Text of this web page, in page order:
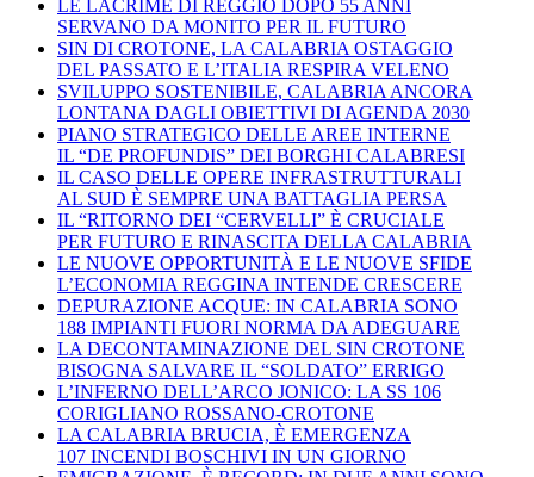
LE LACRIME DI REGGIO DOPO 55 ANNI
SERVANO DA MONITO PER IL FUTURO
SIN DI CROTONE, LA CALABRIA OSTAGGIO
DEL PASSATO E L’ITALIA RESPIRA VELENO
SVILUPPO SOSTENIBILE, CALABRIA ANCORA
LONTANA DAGLI OBIETTIVI DI AGENDA 2030
PIANO STRATEGICO DELLE AREE INTERNE
IL “DE PROFUNDIS” DEI BORGHI CALABRESI
IL CASO DELLE OPERE INFRASTRUTTURALI
AL SUD È SEMPRE UNA BATTAGLIA PERSA
IL “RITORNO DEI “CERVELLI” È CRUCIALE
PER FUTURO E RINASCITA DELLA CALABRIA
LE NUOVE OPPORTUNITÀ E LE NUOVE SFIDE
L’ECONOMIA REGGINA INTENDE CRESCERE
DEPURAZIONE ACQUE: IN CALABRIA SONO
188 IMPIANTI FUORI NORMA DA ADEGUARE
LA DECONTAMINAZIONE DEL SIN CROTONE
BISOGNA SALVARE IL “SOLDATO” ERRIGO
L’INFERNO DELL’ARCO JONICO: LA SS 106
CORIGLIANO ROSSANO-CROTONE
LA CALABRIA BRUCIA, È EMERGENZA
107 INCENDI BOSCHIVI IN UN GIORNO